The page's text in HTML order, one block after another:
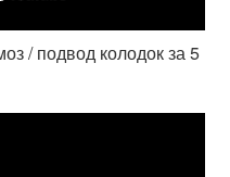
/ подвод колодок за 5